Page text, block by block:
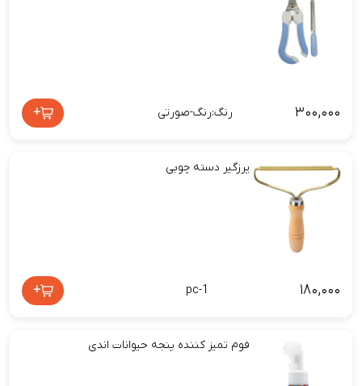
۳۰۰,۰۰۰ رنگ:رنگ-صورتی +
پرزگیر دسته چوبی
۱۸۰,۰۰۰ pc-1
+
فوم تمیز کننده پنجه حیوانات اندی